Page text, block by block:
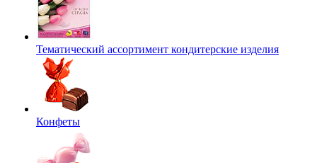
Тематический ассортимент кондитерские изделия
Конфеты